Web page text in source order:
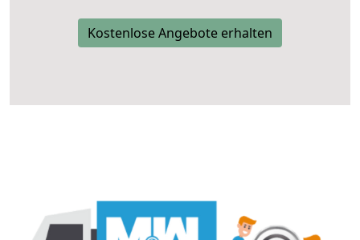
Kostenlose Angebote erhalten